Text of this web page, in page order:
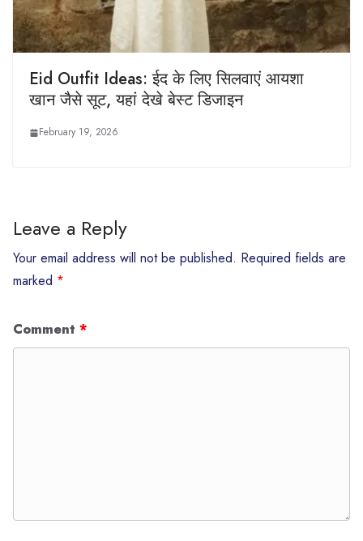
Eid Outfit Ideas: ईद के लिए सिलवाएं आयशा
खान जैसे सूट, यहां देखे बेस्ट डिजाइन
February 19, 2026
Leave a Reply
Your email address will not be published. Required fields are
marked *
Comment *